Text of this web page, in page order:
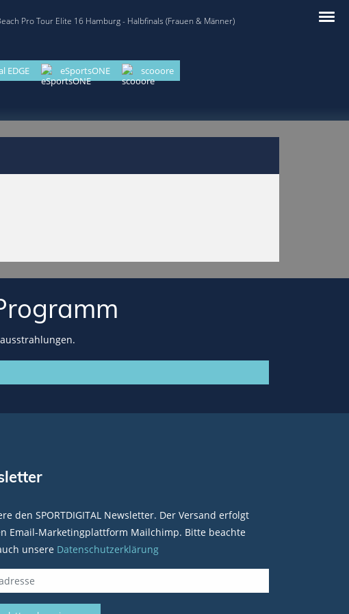
Pro Tour Elite 16 Hamburg - Halbfinals (Frauen & Männer)
EDGE eSportsONE scooore
den SPORTDIGITAL Newsletter. Der Versand erfolgt
Email-Marketingplattform Mailchimp. Bitte beachte
unsere Datenschutzerklärung